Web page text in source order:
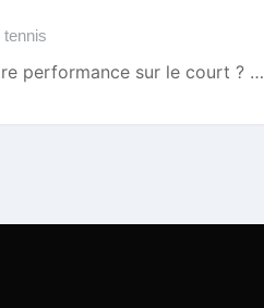
tennis
performance sur le court ? …